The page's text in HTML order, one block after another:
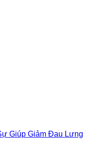
Giúp Giảm Đau Lưng